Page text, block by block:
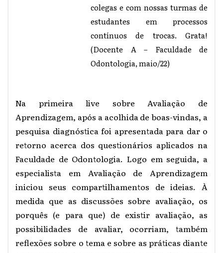
colegas e com nossas turmas de
estudantes em processos
contínuos de trocas. Grata!
(Docente A – Faculdade de
Odontologia, maio/22)
Na primeira live sobre Avaliação de
Aprendizagem, após a acolhida de boas-vindas, a
pesquisa diagnóstica foi apresentada para dar o
retorno acerca dos questionários aplicados na
Faculdade de Odontologia. Logo em seguida, a
especialista em Avaliação de Aprendizagem
iniciou seus compartilhamentos de ideias. À
medida que as discussões sobre avaliação, os
porquês (e para que) de existir avaliação, as
possibilidades de avaliar, ocorriam, também
reflexões sobre o tema e sobre as práticas diante